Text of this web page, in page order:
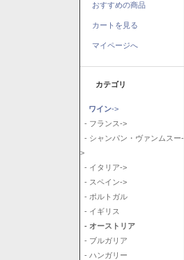
おすすめの商品
カートを見る
マイページへ
カテゴリ
ワイン->
- フランス->
- シャンパン・ヴァンムスー-
>
- イタリア->
- スペイン->
- ポルトガル
- イギリス
- オーストリア
- ブルガリア
- ハンガリー